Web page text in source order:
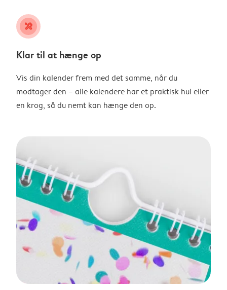
tools
Klar til at hænge op
Vis din kalender frem med det samme, når du
modtager den – alle kalendere har et praktisk hul eller
en krog, så du nemt kan hænge den op.